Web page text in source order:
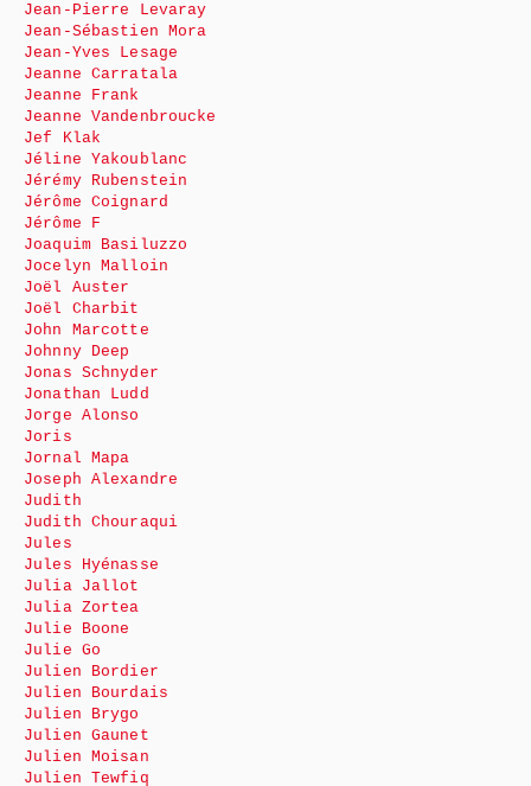
Jean-Pierre Levaray
Jean-Sébastien Mora
Jean-Yves Lesage
Jeanne Carratala
Jeanne Frank
Jeanne Vandenbroucke
Jef Klak
Jéline Yakoublanc
Jérémy Rubenstein
Jérôme Coignard
Jérôme F
Joaquim Basiluzzo
Jocelyn Malloin
Joël Auster
Joël Charbit
John Marcotte
Johnny Deep
Jonas Schnyder
Jonathan Ludd
Jorge Alonso
Joris
Jornal Mapa
Joseph Alexandre
Judith
Judith Chouraqui
Jules
Jules Hyénasse
Julia Jallot
Julia Zortea
Julie Boone
Julie Go
Julien Bordier
Julien Bourdais
Julien Brygo
Julien Gaunet
Julien Moisan
Julien Tewfiq